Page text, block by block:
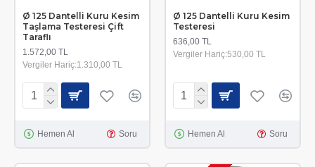
Ø 125 Dantelli Kuru Kesim
Taşlama Testeresi Çift
Taraflı
1.572,00 TL
Vergiler Hariç:1.310,00 TL
Hemen Al Soru
Ø 125 Dantelli Kuru Kesim
Testeresi
636,00 TL
Vergiler Hariç:530,00 TL
Hemen Al Soru